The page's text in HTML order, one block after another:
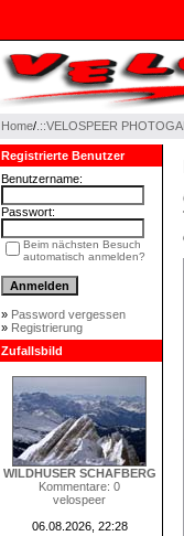
Home/ .::VELOSPEER
Registrierte Benutzer
Benutzername:
Passwort:
Beim nächsten Besuch
automatisch anmelden?
» Password vergessen
» Registrierung
Zufallsbild
WILDHUSER SCHAFBERG
Kommentare: 0
velospeer
06.08.2026, 22:28